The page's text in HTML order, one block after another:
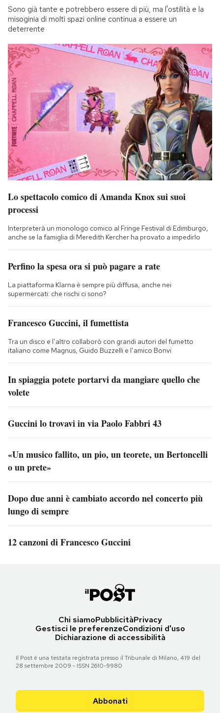
Sono già tante e potrebbero essere di più, ma l'ostilità e la
misoginia di molti spazi online continua a essere un
deterrente
Lo spettacolo comico di Amanda Knox sui suoi
processi
Interpreterà un monologo comico al Fringe Festival di Edimburgo,
anche se la famiglia di Meredith Kercher ha provato a impedirlo
Perfino la spesa ora si può pagare a rate
La piattaforma Klarna è sempre più diffusa, anche nei
supermercati: che rischi ci sono?
Francesco Guccini, il fumettista
Tra un disco e l’altro collaborò con grandi autori del fumetto
italiano come Magnus, Guido Buzzelli e l’amico Bonvi
In spiaggia potete portarvi da mangiare quello che
volete
Guccini lo trovavi in via Paolo Fabbri 43
«Un musico fallito, un pio, un teorete, un Bertoncelli
o un prete»
Dopo due anni è cambiato accordo nel concerto più
lungo di sempre
12 canzoni di Francesco Guccini
Chi siamoPubblicitàPrivacy
Gestisci le preferenzeCondizioni d'uso
Dichiarazione di accessibilità
Il Post è una testata registrata presso il Tribunale di Milano, 419 del
28 settembre 2009 - ISSN 2610-9980
Abbonati